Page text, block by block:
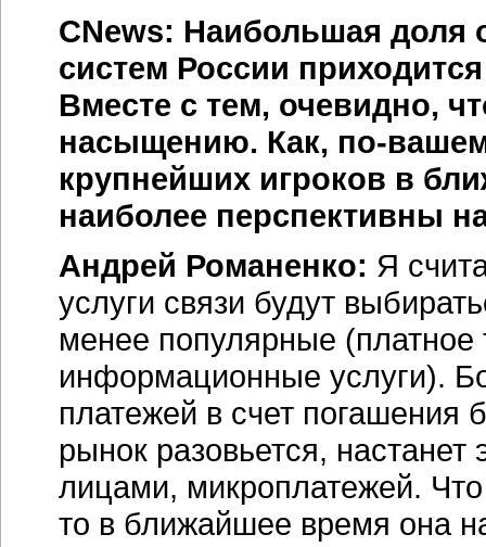
CNews: Наибольшая доля
систем России
Вместе с тем, очевидно,
насыщению. Как, по-
крупнейших игроков в
наиболее перспективны
Андрей Романенко: Я
услуги связи будут
менее популярные (платное
информационные услуги).
платежей в счет погашения
рынок разовьется,
лицами, микроплатежей. Что
то в ближайшее время она